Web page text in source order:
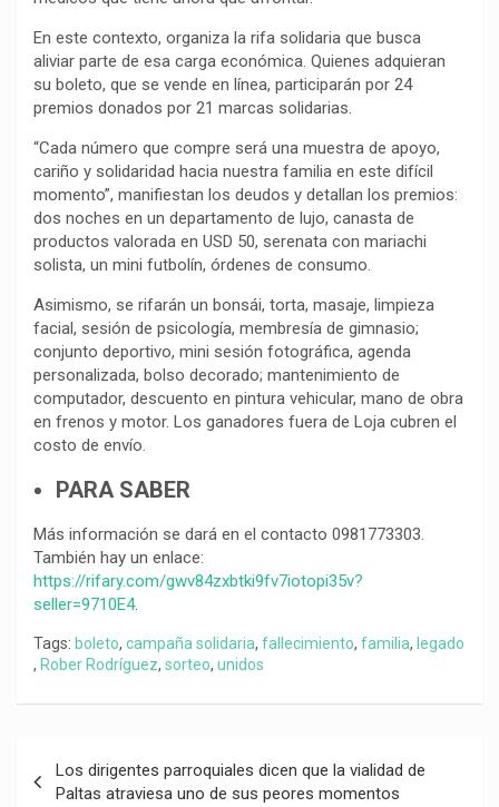
En este contexto, organiza la rifa solidaria que busca
aliviar parte de esa carga económica. Quienes adquieran
su boleto, que se vende en línea, participarán por 24
premios donados por 21 marcas solidarias.
“Cada número que compre será una muestra de apoyo,
cariño y solidaridad hacia nuestra familia en este difícil
momento”, manifiestan los deudos y detallan los premios:
dos noches en un departamento de lujo, canasta de
productos valorada en USD 50, serenata con mariachi
solista, un mini futbolín, órdenes de consumo.
Asimismo, se rifarán un bonsái, torta, masaje, limpieza
facial, sesión de psicología, membresía de gimnasio;
conjunto deportivo, mini sesión fotográfica, agenda
personalizada, bolso decorado; mantenimiento de
computador, descuento en pintura vehicular, mano de obra
en frenos y motor. Los ganadores fuera de Loja cubren el
costo de envío.
PARA SABER
Más información se dará en el contacto 0981773303.
También hay un enlace:
https://rifary.com/gwv84zxbtki9fv7iotopi35v?
seller=9710E4.
Tags: boleto, campaña solidaria, fallecimiento, familia, legado
, Rober Rodríguez, sorteo, unidos
de
Los dirigentes parroquiales dicen que la vialidad de
Paltas atraviesa uno de sus peores momentos